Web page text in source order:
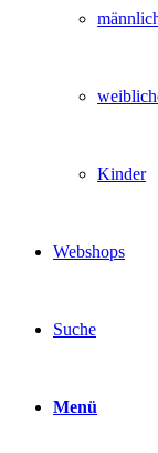
Kinder
Webshops
Suche
Menü